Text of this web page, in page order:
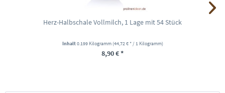
Herz-Halbschale Vollmilch, 1 Lage mit 54 Stück
Inhalt0.199 Kilogramm(44,72 € * / 1 Kilogramm)
8,90 € *